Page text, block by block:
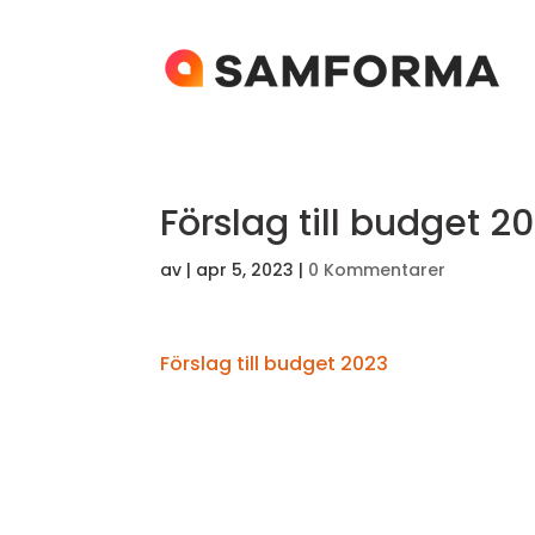
Förslag till budget
av | apr 5, 2023 | 0 Kommentarer
Förslag till budget 2023